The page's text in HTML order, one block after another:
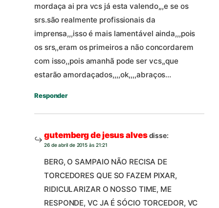
mordaça ai pra vcs já esta valendo,,,e se os
srs.são realmente profissionais da
imprensa,,,isso é mais lamentável ainda,,,pois
os srs,,eram os primeiros a não concordarem
com isso,,pois amanhã pode ser vcs,,que
estarão amordaçados,,,,ok,,,,abraços…
Responder
gutemberg de jesus alvesdisse:
26 de abril de 2015 às 21:21
BERG, O SAMPAIO NÃO RECISA DE
TORCEDORES QUE SO FAZEM PIXAR,
RIDICULARIZAR O NOSSO TIME, ME
RESPONDE, VC JA É SÓCIO TORCEDOR, VC